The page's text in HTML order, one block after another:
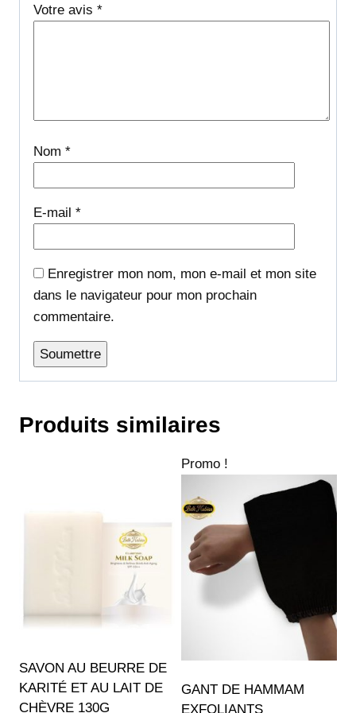
Votre avis *
Nom *
E-mail *
Enregistrer mon nom, mon e-mail et mon site
dans le navigateur pour mon prochain
commentaire.
Produits similaires
SAVON AU BEURRE DE
KARITÉ ET AU LAIT DE
CHÈVRE 130G
Promo !
GANT DE HAMMAM
EXFOLIANTS